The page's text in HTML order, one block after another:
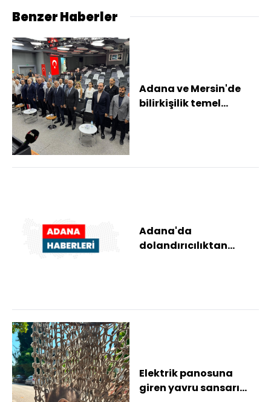
Benzer Haberler
Adana ve Mersin'de
bilirkişilik temel
Adana'da
dolandırıcılıktan
Elektrik panosuna
giren yavru sansarı